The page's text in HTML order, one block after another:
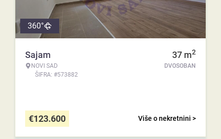
360°
Sajam
NOVI SAD
ŠIFRA: #573882
37 m2
DVOSOBAN
Više o nekretnini >
€123.600